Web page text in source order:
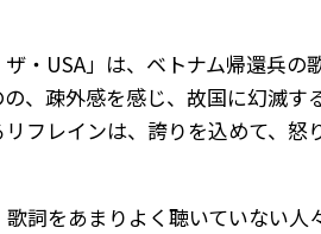
ザ・USA」は、ベトナム帰還兵
、疎外感を感じ、故国に幻滅す
フレインは、誇りを込めて、怒
歌詞をあまりよく聴いていない